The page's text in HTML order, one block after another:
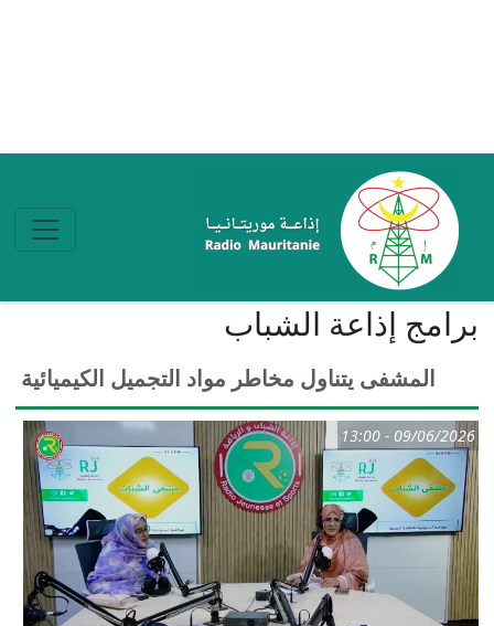
برامج إذاعة الشباب
المشفى يتناول مخاطر مواد التجميل الكيميائية
09/06/2026 - 13:00